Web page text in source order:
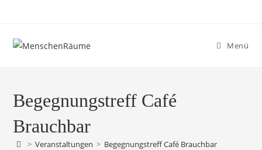
Menü
Begegnungstreff Café
Brauchbar
> Veranstaltungen > Begegnungstreff Café Brauchbar